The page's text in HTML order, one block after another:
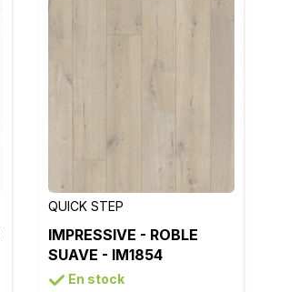
QUICK STEP
IMPRESSIVE - ROBLE
SUAVE - IM1854
En stock